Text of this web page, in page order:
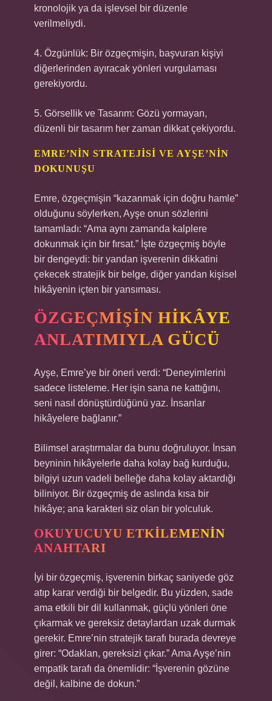
kronolojik ya da işlevsel bir düzenle
verilmeliydi.
4. Özgünlük: Bir özgeçmişin, başvuran kişiyi
diğerlerinden ayıracak yönleri vurgulaması
gerekiyordu.
5. Görsellik ve Tasarım: Gözü yormayan,
düzenli bir tasarım her zaman dikkat çekiyordu.
EMRE’NIN STRATEJISI VE AYŞE’NIN
DOKUNUŞU
Emre, özgeçmişin “kazanmak için doğru hamle”
olduğunu söylerken, Ayşe onun sözlerini
tamamladı: “Ama aynı zamanda kalplere
dokunmak için bir fırsat.” İşte özgeçmiş böyle
bir dengeydi: bir yandan işverenin dikkatini
çekecek stratejik bir belge, diğer yandan kişisel
hikâyenin içten bir yansıması.
ÖZGEÇMIŞIN HIKÂYE
ANLATIMIYLA GÜCÜ
Ayşe, Emre’ye bir öneri verdi: “Deneyimlerini
sadece listeleme. Her işin sana ne kattığını,
seni nasıl dönüştürdüğünü yaz. İnsanlar
hikâyelere bağlanır.”
Bilimsel araştırmalar da bunu doğruluyor. İnsan
beyninin hikâyelerle daha kolay bağ kurduğu,
bilgiyi uzun vadeli belleğe daha kolay aktardığı
biliniyor. Bir özgeçmiş de aslında kısa bir
hikâye; ana karakteri siz olan bir yolculuk.
OKUYUCUYU ETKILEMENIN
ANAHTARI
İyi bir özgeçmiş, işverenin birkaç saniyede göz
atıp karar verdiği bir belgedir. Bu yüzden, sade
ama etkili bir dil kullanmak, güçlü yönleri öne
çıkarmak ve gereksiz detaylardan uzak durmak
gerekir. Emre’nin stratejik tarafı burada devreye
girer: “Odaklan, gereksizi çıkar.” Ama Ayşe’nin
empatik tarafı da önemlidir: “İşverenin gözüne
değil, kalbine de dokun.”